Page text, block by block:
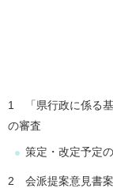
1 「県行政に係る基
の審査
策定・改定予定
2 会派提案意見書